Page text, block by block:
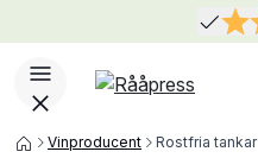
Vinproducent Rostfria tankar